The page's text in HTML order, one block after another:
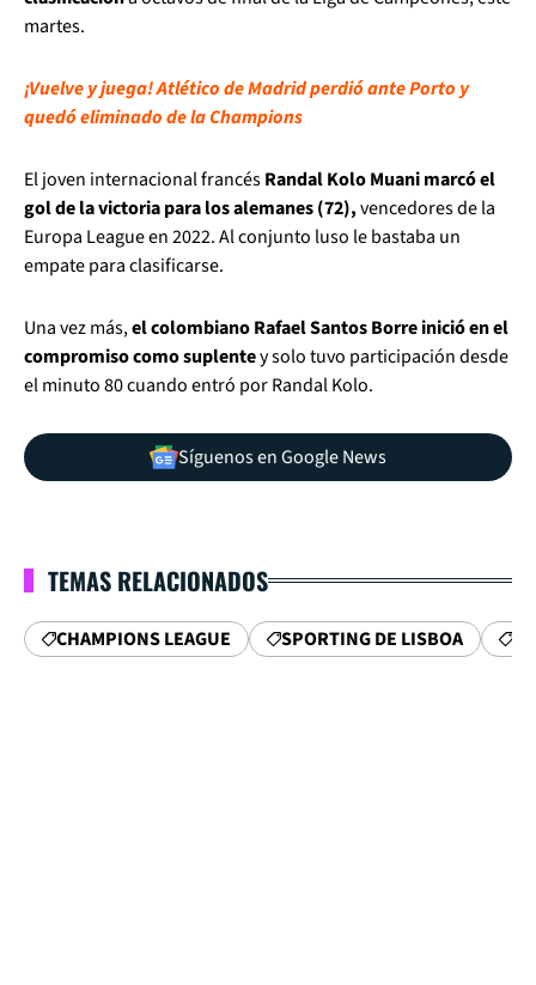
martes.
¡Vuelve y juega! Atlético de Madrid perdió ante Porto y
quedó eliminado de la Champions
El joven internacional francésRandal Kolo Muani marcó el
gol de la victoria para los alemanes (72),vencedores de la
Europa League en 2022. Al conjunto luso le bastaba un
empate para clasificarse.
Una vez más,el colombiano Rafael Santos Borre inició en el
compromiso como suplentey solo tuvo participación desde
el minuto 80 cuando entró por Randal Kolo.
Síguenos en Google News
TEMAS RELACIONADOS
CHAMPIONS LEAGUE SPORTING DE LISBOA